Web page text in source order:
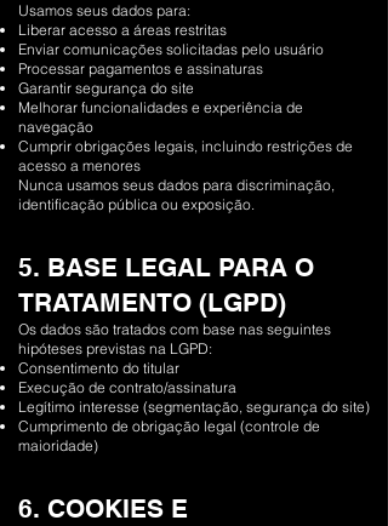
Usamos seus dados para:
Liberar acesso a áreas restritas
Enviar comunicações solicitadas pelo usuário
Processar pagamentos e assinaturas
Garantir segurança do site
Melhorar funcionalidades e experiência de
navegação
Cumprir obrigações legais, incluindo restrições de
acesso a menores
Nunca usamos seus dados para discriminação,
identificação pública ou exposição.
5. BASE LEGAL PARA O
TRATAMENTO (LGPD)
Os dados são tratados com base nas seguintes
hipóteses previstas na LGPD:
Consentimento do titular
Execução de contrato/assinatura
Legítimo interesse (segmentação, segurança do site)
Cumprimento de obrigação legal (controle de
maioridade)
6. COOKIES E